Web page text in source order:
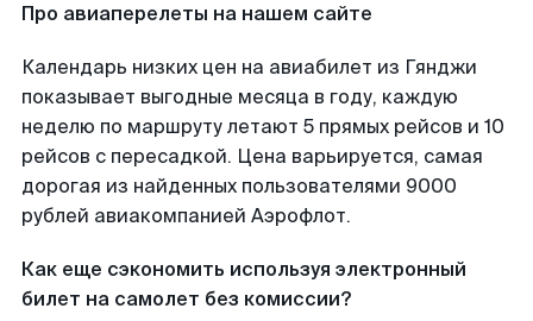
Про авиаперелеты на нашем сайте
Календарь низких цен на авиабилет из Гянджи
показывает выгодные месяца в году, каждую
неделю по маршруту летают 5 прямых рейсов и 10
рейсов с пересадкой. Цена варьируется, самая
дорогая из найденных пользователями 9000
рублей авиакомпанией Аэрофлот.
Как еще сэкономить используя электронный
билет на самолет без комиссии?